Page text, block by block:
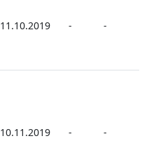
11.10.2019 - -
10.11.2019 - -